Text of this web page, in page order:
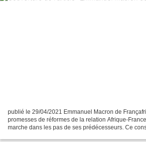
publié le 29/04/2021 Emmanuel Macron de
promesses de réformes de la relation Afrique-
marche dans les pas de ses prédécesseurs. Ce